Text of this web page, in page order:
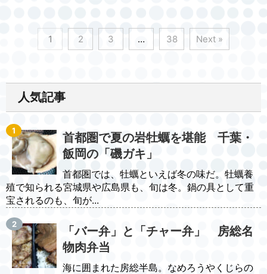
1 2 3 … 38 Next »
人気記事
首都圏で夏の岩牡蠣を堪能 千葉・
飯岡の「磯ガキ」
首都圏では、牡蠣といえば冬の味だ。牡蠣養
殖で知られる宮城県や広島県も、旬は冬。鍋の具として重
宝されるのも、旬が...
「バー弁」と「チャー弁」 房総名
物肉弁当
海に囲まれた房総半島。なめろうやくじらの